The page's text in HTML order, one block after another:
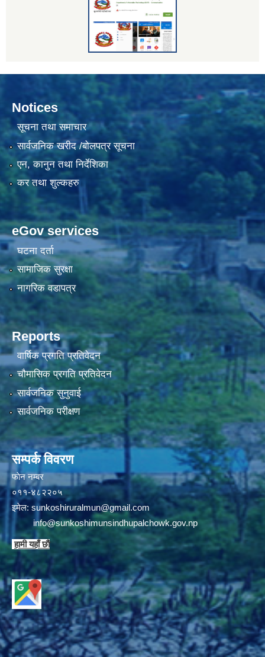
Notices
सूचना तथा समाचार
सार्वजनिक खरीद /बोलपत्र सूचना
एन, कानुन तथा निर्देशिका
कर तथा शुल्कहरु
eGov services
घटना दर्ता
सामाजिक सुरक्षा
नागरिक वडापत्र
Reports
वार्षिक प्रगति प्रतिवेदन
चौमासिक प्रगति प्रतिवेदन
सार्वजनिक सुनुवाई
सार्वजनिक परीक्षण
सम्पर्क विवरण
फाेन न‌‍‍‍‌‌म्बर
०११-४८२२०५
इमेल: sunkoshiruralmun@gmail.com
info@sunkoshimunsindhupalchowk.gov.np
हामी यहाँ छाै‌ं